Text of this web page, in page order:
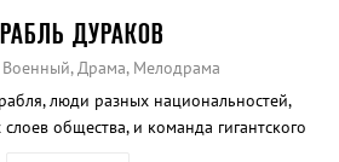
ДУРАКОВ
Драма, Мелодрама
люди разных национальностей,
общества, и команда гигантского